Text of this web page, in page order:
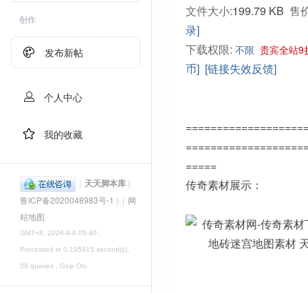
创作
发布新帖
个人中心
我的收藏
| 天天脚本库 (
鲁ICP备2020048983号-1 ) | 网
站地图
GMT+8, 2026-8-8 05:40 ,
Processed in 0.195815 second(s),
39 queries , Gzip On.
文件大小:199.79 KB 售
录]
下载权限: 不限 贵宾全站9
币] [链接失效反馈]
=====
传奇素材展示：